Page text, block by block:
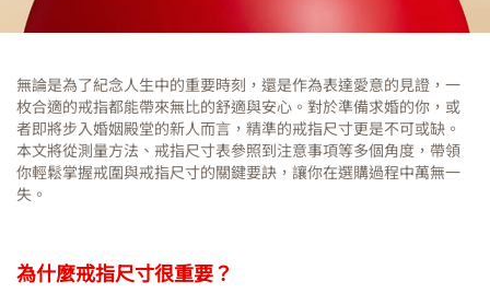
無論是為了紀念人生中的重要時刻，還是作為表達愛意的見證，一
枚合適的戒指都能帶來無比的舒適與安心。對於準備求婚的你，或
者即將步入婚姻殿堂的新人而言，精準的戒指尺寸更是不可或缺。
本文將從測量方法、戒指尺寸表參照到注意事項等多個角度，帶領
你輕鬆掌握戒圍與戒指尺寸的關鍵要訣，讓你在選購過程中萬無一
失。
為什麼戒指尺寸很重要？